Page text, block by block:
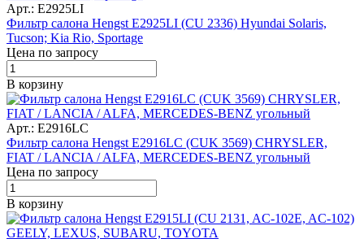
Арт.: E2925LI
Фильтр салона Hengst E2925LI (CU 2336) Hyundai Solaris,
Tucson; Kia Rio, Sportage
Цена по запросу
В корзину
Арт.: E2916LC
Фильтр салона Hengst E2916LC (CUK 3569) CHRYSLER,
FIAT / LANCIA / ALFA, MERCEDES-BENZ угольный
Цена по запросу
В корзину